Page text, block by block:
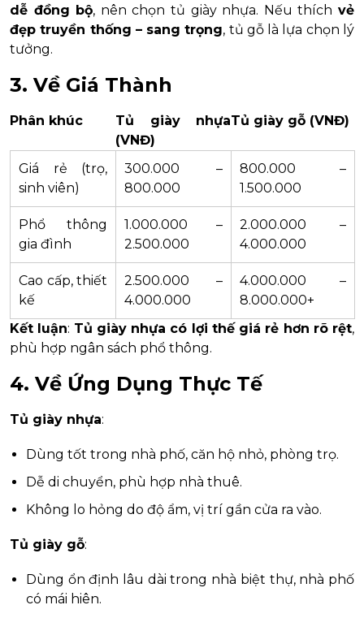
dễ đồng bộ, nên chọn tủ giày nhựa. Nếu thíchvẻ
đẹp truyền thống – sang trọng, tủ gỗ là lựa chọn lý
tưởng.
3. Về Giá Thành
Phân khúc
Tủ giày nhựa
(VNĐ)
Tủ giày gỗ (VNĐ)
Giá rẻ (trọ,
sinh viên)
300.000 –
800.000
800.000 –
1.500.000
Phổ thông
gia đình
1.000.000 –
2.500.000
2.000.000 –
4.000.000
Cao cấp, thiết
kế
2.500.000 –
4.000.000
4.000.000 –
8.000.000+
Kết luận: Tủ giày nhựa có lợi thế giá rẻ hơn rõ rệt,
phù hợp ngân sách phổ thông.
4. Về Ứng Dụng Thực Tế
Tủ giày nhựa:
Dùng tốt trong nhà phố, căn hộ nhỏ, phòng trọ.
Dễ di chuyển, phù hợp nhà thuê.
Không lo hỏng do độ ẩm, vị trí gần cửa ra vào.
Tủ giày gỗ:
Dùng ổn định lâu dài trong nhà biệt thự, nhà phố
có mái hiên.